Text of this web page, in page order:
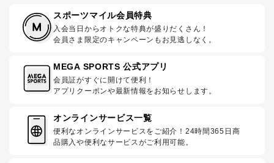
スポーツマイル会員特典
入会当日からオトクな特典が盛りだくさん！
会員さま限定のキャンペーンもお見逃しなく。
MEGA SPORTS 公式アプリ
会員証がすぐに開けて便利！
アプリクーポンや最新情報をお知らせします。
オンラインサービス一覧
便利なオンラインサービスをご紹介！24時間365日商
品購入や便利なサービスがご利用可能。